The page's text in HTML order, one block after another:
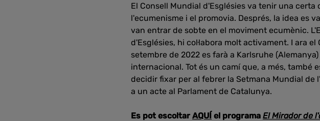
El Consell Mundial d'Esglésies va tenir una
l'ecumenisme i el promovia. Després, la idea es
van entrar de sobte en el moviment ecumènic.
d'Esglésies, hi col·labora molt activament. I ara
setembre de 2022 es farà a Karlsruhe
internacional. Tot és un camí que, a més, també
decidir fixar per al febrer la Setmana Mundial de
a un acte al Parlament de Catalunya.
Es pot escoltar AQUÍ el programa El Mirador de